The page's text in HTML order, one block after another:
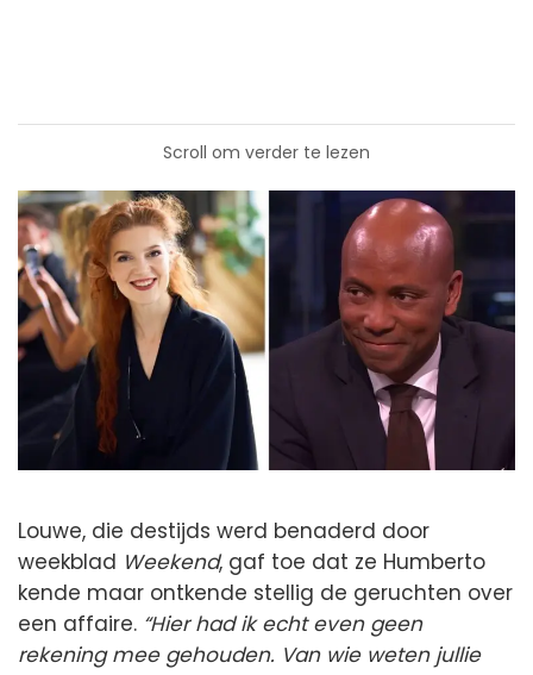
Scroll om verder te lezen
Louwe, die destijds werd benaderd door
weekblad Weekend, gaf toe dat ze Humberto
kende maar ontkende stellig de geruchten over
een affaire. “Hier had ik echt even geen
rekening mee gehouden. Van wie weten jullie